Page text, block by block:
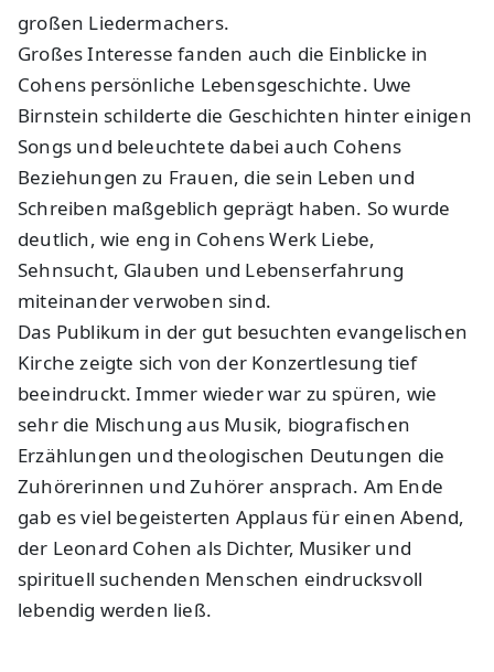
großen Liedermachers.
Großes Interesse fanden auch die Einblicke in
Cohens persönliche Lebensgeschichte. Uwe
Birnstein schilderte die Geschichten hinter einigen
Songs und beleuchtete dabei auch Cohens
Beziehungen zu Frauen, die sein Leben und
Schreiben maßgeblich geprägt haben. So wurde
deutlich, wie eng in Cohens Werk Liebe,
Sehnsucht, Glauben und Lebenserfahrung
miteinander verwoben sind.
Das Publikum in der gut besuchten evangelischen
Kirche zeigte sich von der Konzertlesung tief
beeindruckt. Immer wieder war zu spüren, wie
sehr die Mischung aus Musik, biografischen
Erzählungen und theologischen Deutungen die
Zuhörerinnen und Zuhörer ansprach. Am Ende
gab es viel begeisterten Applaus für einen Abend,
der Leonard Cohen als Dichter, Musiker und
spirituell suchenden Menschen eindrucksvoll
lebendig werden ließ.